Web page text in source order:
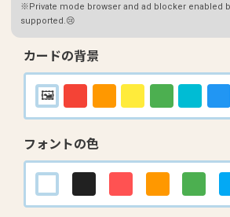
※Private mode browser and ad blocker enabled
supported.😢
カードの背景
フォントの色